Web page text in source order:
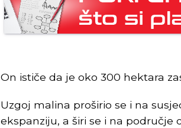
On ističe da je oko 300 hektara
Uzgoj malina proširio se i na
ekspanziju, a širi se i na područje